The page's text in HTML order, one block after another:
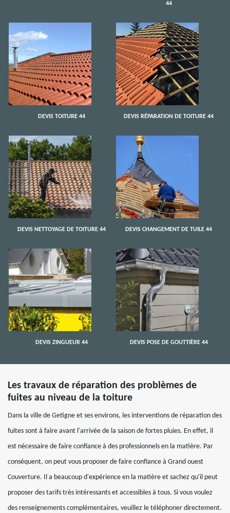
44
DEVIS TOITURE 44 DEVIS RÉPARATION DE TOITURE 44
DEVIS NETTOYAGE DE TOITURE 44 DEVIS CHANGEMENT DE TUILE 44
DEVIS ZINGUEUR 44 DEVIS POSE DE GOUTTIÈRE 44
Les travaux de réparation des problèmes de
fuites au niveau de la toiture
Dans la ville de Getigne et ses environs, les interventions de réparation des
fuites sont à faire avant l'arrivée de la saison de fortes pluies. En effet, il
est nécessaire de faire confiance à des professionnels en la matière. Par
conséquent, on peut vous proposer de faire confiance à Grand ouest
Couverture. Il a beaucoup d'expérience en la matière et sachez qu'il peut
proposer des tarifs très intéressants et accessibles à tous. Si vous voulez
des renseignements complémentaires, veuillez le téléphoner directement.